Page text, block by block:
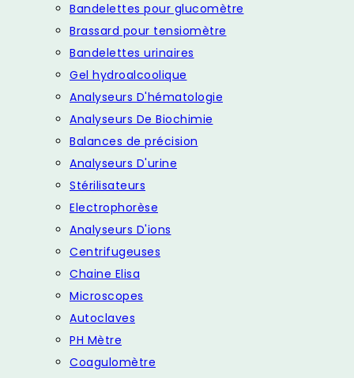
Bandelettes pour glucomètre
Brassard pour tensiomètre
Bandelettes urinaires
Gel hydroalcoolique
Analyseurs D'hématologie
Analyseurs De Biochimie
Balances de précision
Analyseurs D'urine
Stérilisateurs
Electrophorèse
Analyseurs D'ions
Centrifugeuses
Chaine Elisa
Microscopes
Autoclaves
PH Mètre
Coagulomètre